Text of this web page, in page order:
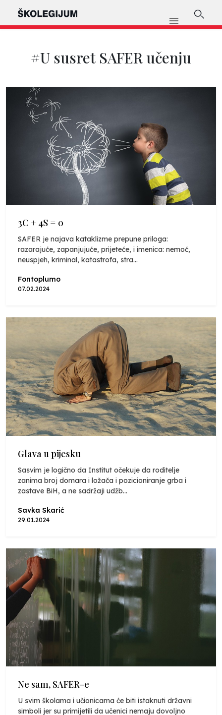
#U susret SAFER učenju
3C + 4S = 0
SAFER je najava kataklizme prepune priloga:
razarajuće, zapanjujuće, prijeteće, i imenica: nemoć,
neuspjeh, kriminal, katastrofa, stra...
Fontoplumo
07.02.2024
Glava u pijesku
Sasvim je logično da Institut očekuje da roditelje
zanima broj domara i ložača i pozicioniranje grba i
zastave BiH, a ne sadržaji udžb...
Savka Skarić
29.01.2024
Ne sam, SAFER-e
U svim školama i učionicama će biti istaknuti državni
simboli jer su primijetili da učenici nemaju dovoljno